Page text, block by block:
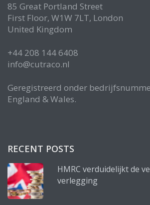
85 Great Portland Street
First Floor, W1W 7LT, London
United Kingdom
+44 208 144 6408
info@cutraco.nl
Geregistreerd onder
England & Wales.
RECENT POSTS
HMRC verduidelijkt de
verlegging